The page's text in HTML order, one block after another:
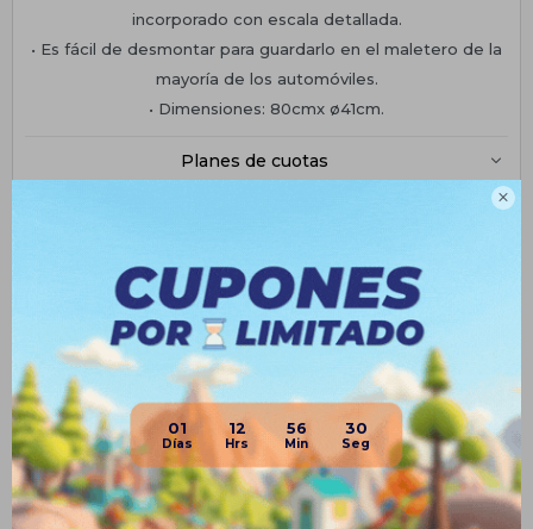

01 12 56 29
incorporado con escala detallada.
• Es fácil de desmontar para guardarlo en el maletero de la
mayoría de los automóviles.
• Dimensiones: 80cmx ø41cm.
Planes de cuotas
Productos que te pueden interesar